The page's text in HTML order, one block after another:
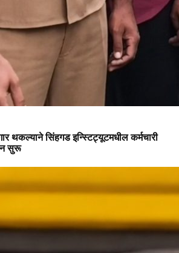
थकल्याने सिंहगड इन्स्टिट्यूटमधील कर्मचारी
सुरू